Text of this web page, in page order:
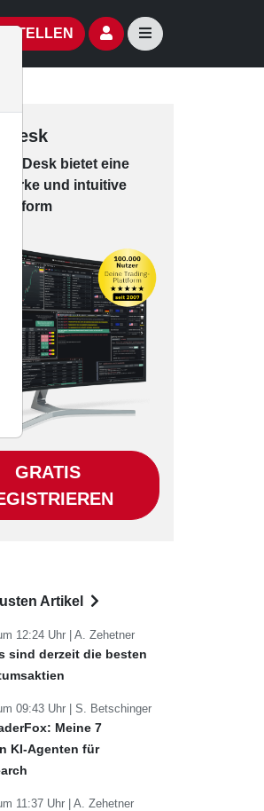
Artikelsuche öffnenSeitennavigation
Desk
Desk bie­tet eine
und in­tui­tive
GRATIS
Artikel
12:24 Uhr | A. Zehetner
sind derzeit die besten
09:43 Uhr | S. Betschinger
Meine 7
KI-Agenten für
11:37 Uhr | A. Zehetner